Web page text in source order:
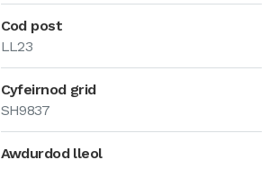
Cod post
LL23
Cyfeirnod grid
SH9837
Awdurdod lleol